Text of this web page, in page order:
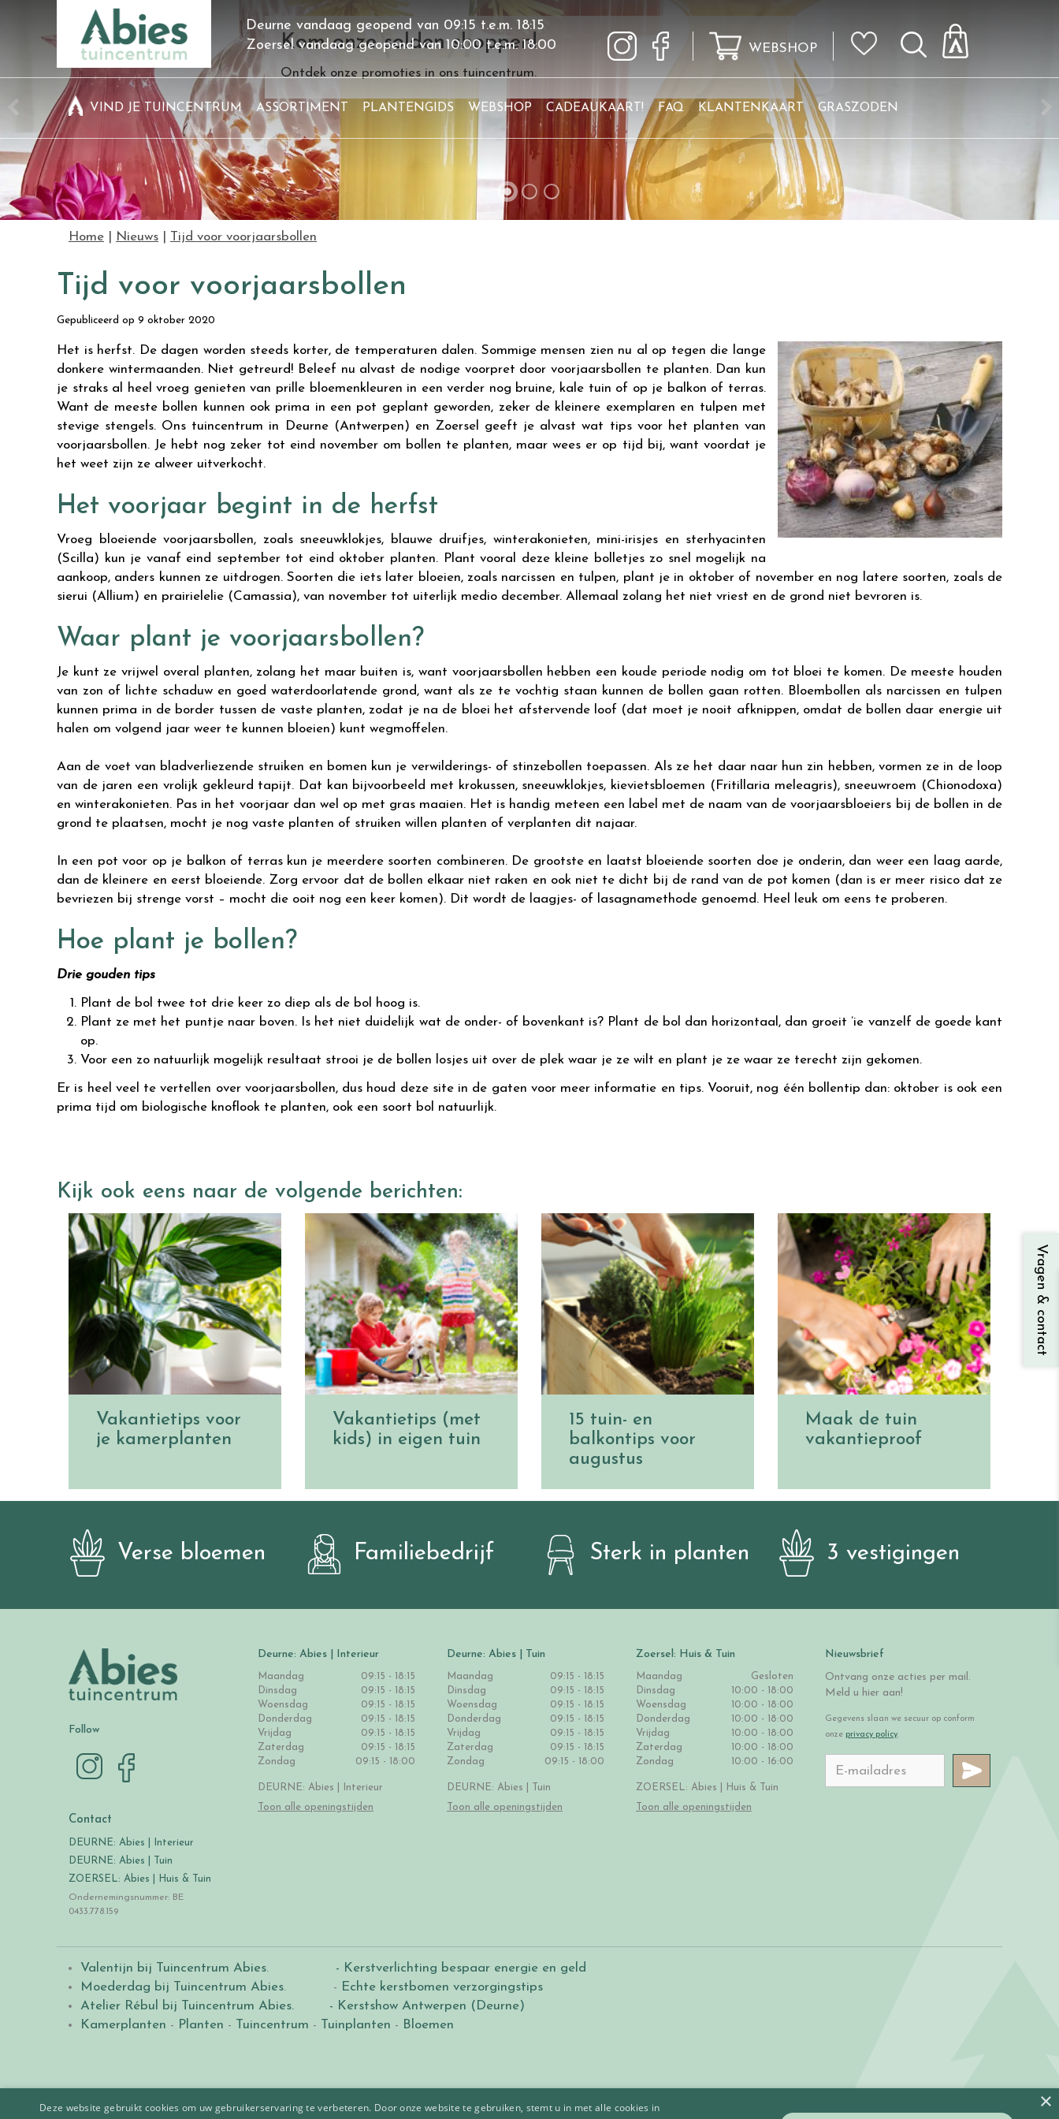
Kom onze solden shoppen!
Ontdek onze promoties in ons tuincentrum.
Home Nieuws Tijd voor voorjaarsbollen
Deurne vandaag geopend van 09:15 t.e.m. 18:15
Zoersel vandaag geopend van10:00t.e.m.18:00 WEBSHOP
VIND JE TUINCENTRUM ASSORTIMENT PLANTENGIDS WEBSHOP CADEAUKAART! FAQ KLANTENKAART GRASZODEN
Tijd voor voorjaarsbollen
Gepubliceerd op 9 oktober 2020
Het is herfst. De dagen worden steeds korter, de temperaturen dalen. Sommige mensen zien nu al op tegen die lange
donkere wintermaanden. Niet getreurd! Beleef nu alvast de nodige voorpret door voorjaarsbollen te planten. Dan kun
je straks al heel vroeg genieten van prille bloemenkleuren in een verder nog bruine, kale tuin of op je balkon of terras.
Want de meeste bollen kunnen ook prima in een pot geplant geworden, zeker de kleinere exemplaren en tulpen met
stevige stengels. Ons tuincentrum in Deurne (Antwerpen) en Zoersel geeft je alvast wat tips voor het planten van
voorjaarsbollen. Je hebt nog zeker tot eind november om bollen te planten, maar wees er op tijd bij, want voordat je
het weet zijn ze alweer uitverkocht.
Het voorjaar begint in de herfst
Vroeg bloeiende voorjaarsbollen, zoals sneeuwklokjes, blauwe druifjes, winterakonieten, mini-irisjes en sterhyacinten
(Scilla) kun je vanaf eind september tot eind oktober planten. Plant vooral deze kleine bolletjes zo snel mogelijk na
aankoop, anders kunnen ze uitdrogen. Soorten die iets later bloeien, zoals narcissen en tulpen, plant je in oktober of november en nog latere soorten, zoals de
sierui (Allium) en prairielelie (Camassia), van november tot uiterlijk medio december. Allemaal zolang het niet vriest en de grond niet bevroren is.
Waar plant je voorjaarsbollen?
Je kunt ze vrijwel overal planten, zolang het maar buiten is, want voorjaarsbollen hebben een koude periode nodig om tot bloei te komen. De meeste houden
van zon of lichte schaduw en goed waterdoorlatende grond, want als ze te vochtig staan kunnen de bollen gaan rotten. Bloembollen als narcissen en tulpen
kunnen prima in de border tussen de vaste planten, zodat je na de bloei het afstervende loof (dat moet je nooit afknippen, omdat de bollen daar energie uit
halen om volgend jaar weer te kunnen bloeien) kunt wegmoffelen.
Aan de voet van bladverliezende struiken en bomen kun je verwilderings- of stinzebollen toepassen. Als ze het daar naar hun zin hebben, vormen ze in de loop
van de jaren een vrolijk gekleurd tapijt. Dat kan bijvoorbeeld met krokussen, sneeuwklokjes, kievietsbloemen (Fritillaria meleagris), sneeuwroem (Chionodoxa)
en winterakonieten. Pas in het voorjaar dan wel op met gras maaien. Het is handig meteen een label met de naam van de voorjaarsbloeiers bij de bollen in de
grond te plaatsen, mocht je nog vaste planten of struiken willen planten of verplanten dit najaar.
In een pot voor op je balkon of terras kun je meerdere soorten combineren. De grootste en laatst bloeiende soorten doe je onderin, dan weer een laag aarde,
dan de kleinere en eerst bloeiende. Zorg ervoor dat de bollen elkaar niet raken en ook niet te dicht bij de rand van de pot komen (dan is er meer risico dat ze
bevriezen bij strenge vorst – mocht die ooit nog een keer komen). Dit wordt de laagjes- of lasagnamethode genoemd. Heel leuk om eens te proberen.
Hoe plant je bollen?
Drie gouden tips
Plant de bol twee tot drie keer zo diep als de bol hoog is.
Plant ze met het puntje naar boven. Is het niet duidelijk wat de onder- of bovenkant is? Plant de bol dan horizontaal, dan groeit ’ie vanzelf de goede kant
op.
Voor een zo natuurlijk mogelijk resultaat strooi je de bollen losjes uit over de plek waar je ze wilt en plant je ze waar ze terecht zijn gekomen.
Er is heel veel te vertellen over voorjaarsbollen, dus houd deze site in de gaten voor meer informatie en tips. Vooruit, nog één bollentip dan: oktober is ook een
prima tijd om biologische knoflook te planten, ook een soort bol natuurlijk.
Kijk ook eens naar de volgende berichten:
Vakantietips voor
je kamerplanten
Vakantietips (met
kids) in eigen tuin
15 tuin- en
balkontips voor
augustus
Maak de tuin
vakantieproof
Verse bloemen Familiebedrijf Sterk in planten 3 vestigingen
Follow
Contact
DEURNE: Abies | Interieur
DEURNE: Abies | Tuin
ZOERSEL: Abies | Huis & Tuin
Ondernemingsnummer: BE
0433.778.159
Deurne: Abies | Interieur
Maandag
09:15 - 18:15
Dinsdag
09:15 - 18:15
Woensdag
09:15 - 18:15
Donderdag
09:15 - 18:15
Vrijdag
09:15 - 18:15
Zaterdag
09:15 - 18:15
Zondag
09:15 - 18:00
DEURNE: Abies | Interieur
Toon alle openingstijden
Deurne: Abies | Tuin
Maandag
09:15 - 18:15
Dinsdag
09:15 - 18:15
Woensdag
09:15 - 18:15
Donderdag
09:15 - 18:15
Vrijdag
09:15 - 18:15
Zaterdag
09:15 - 18:15
Zondag
09:15 - 18:00
DEURNE: Abies | Tuin
Toon alle openingstijden
Zoersel: Huis & Tuin
Maandag
Gesloten
Dinsdag
10:00 - 18:00
Woensdag
10:00 - 18:00
Donderdag
10:00 - 18:00
Vrijdag
10:00 - 18:00
Zaterdag
10:00 - 18:00
Zondag
10:00 - 16:00
ZOERSEL: Abies | Huis & Tuin
Toon alle openingstijden
Nieuwsbrief
Ontvang onze acties per mail.
Meld u hier aan!
Gegevens slaan we secuur op conform
onze privacy policy.
Valentijn bij Tuincentrum Abies.
- Kerstverlichting bespaar energie en geld
Moederdag bij Tuincentrum Abies. - Echte kerstbomen verzorgingstips
Atelier Rébul bij Tuincentrum Abies.
- Kerstshow Antwerpen (Deurne)
Kamerplanten - Planten - Tuincentrum - Tuinplanten - Bloemen
Vragen & contact
×
Deze website gebruikt cookies om uw gebruikerservaring te verbeteren. Door onze website te gebruiken, stemt u in met alle cookies in